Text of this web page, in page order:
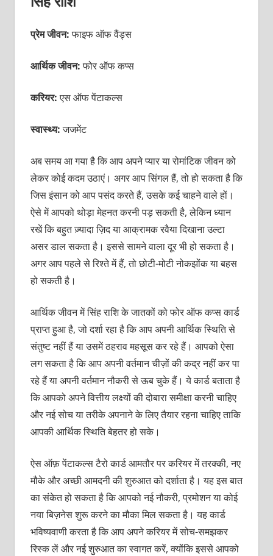
प्रेम जीवन:फाइफ ऑफ वैंड्स
आर्थिक जीवन:फोर ऑफ कप्स
करियर:एस ऑफपेंटाकल्स
स्वास्थ्य:जजमेंट
अब समय आ गया है कि आप अपने प्यार या रोमांटिक जीवन को
लेकर कोई कदम उठाएं। अगर आप सिंगल हैं, तो हो सकता है कि
जिस इंसान को आप पसंद करते हैं, उसके कई चाहने वाले हों।
ऐसे में आपको थोड़ा मेहनत करनी पड़ सकती है, लेकिन ध्यान
रखें कि बहुत ज़्यादा ज़िद या आक्रामक रवैया दिखाना उल्टा
असर डाल सकता है। इससे सामने वाला दूर भी हो सकता है।
अगर आप पहले से रिश्ते में हैं, तो छोटी-मोटी नोकझोंक या बहस
हो सकती है।
आर्थिक जीवन में सिंह राशि के जातकों को फोर ऑफ कप्स कार्ड
प्राप्त हुआ है, जो दर्शा रहा है कि आप अपनी आर्थिक स्थिति से
संतुष्ट नहीं हैं या उसमें ठहराव महसूस कर रहे हैं। आपको ऐसा
लग सकता है कि आप अपनी वर्तमान चीज़ों की कद्र नहीं कर पा
रहे हैं या अपनी वर्तमान नौकरी से ऊब चुके हैं। ये कार्ड बताता है
कि आपको अपने वित्तीय लक्ष्यों की दोबारा समीक्षा करनी चाहिए
और नई सोच या तरीके अपनाने के लिए तैयार रहना चाहिए ताकि
आपकी आर्थिक स्थिति बेहतर हो सके।
ऐस ऑफ़ पेंटाकल्स टैरो कार्ड आमतौर पर करियर में तरक्की, नए
मौके और अच्छी आमदनी की शुरुआत को दर्शाता है। यह इस बात
का संकेत हो सकता है कि आपको नई नौकरी, प्रमोशन या कोई
नया बिज़नेस शुरू करने का मौका मिल सकता है। यह कार्ड
भविष्यवाणी करता है कि आप अपने करियर में सोच-समझकर
रिस्क लें और नई शुरुआत का स्वागत करें, क्योंकि इससे आपको